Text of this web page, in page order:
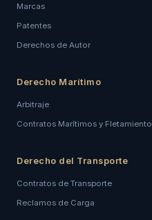
Marcas
Patentes
Derechos de Autor
Derecho Marítimo
Arbitraje
Contratos Marítimos y Fletamiento
Derecho del Transporte
Contratos de Transporte
Reclamos de Carga